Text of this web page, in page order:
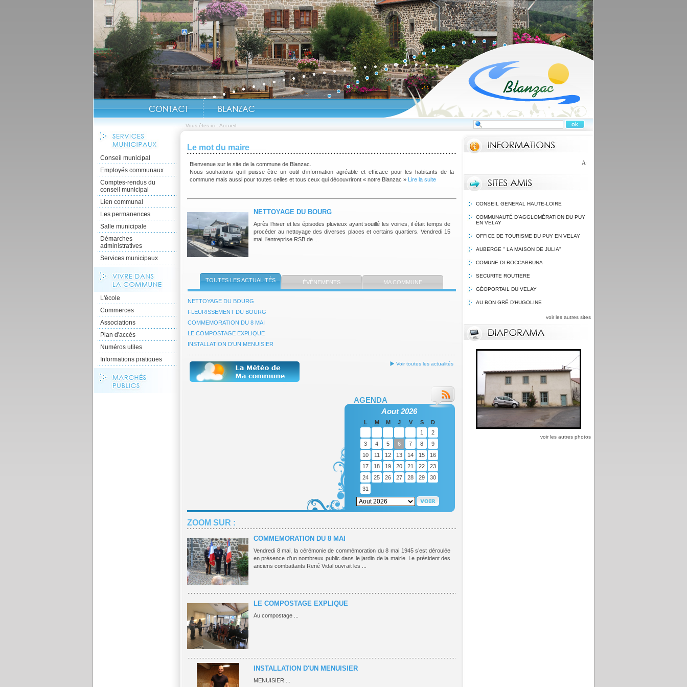
Vous êtes ici : Accueil
Conseil municipal
Employés communaux
Comptes-rendus du
conseil municipal
Lien communal
Les permanences
Salle municipale
Démarches
administratives
Services municipaux
L'école
Commerces
Associations
Plan d'accès
Numéros utiles
Informations pratiques
Le mot du maire
Bienvenue sur le site de la commune de Blanzac.
Nous souhaitons qu’il puisse être un outil d’information agréable et efficace pour les habitants de la
commune mais aussi pour toutes celles et tous ceux qui découvriront « notre Blanzac » Lire la suite
NETTOYAGE DU BOURG
Après l’hiver et les épisodes pluvieux ayant souillé les voiries, il était temps de
procéder au nettoyage des diverses places et certains quartiers. Vendredi 15
mai, l’entreprise RSB de ...
TOUTES LES ACTUALITÉS ÉVÈNEMENTS MA COMMUNE
NETTOYAGE DU BOURG
FLEURISSEMENT DU BOURG
COMMEMORATION DU 8 MAI
LE COMPOSTAGE EXPLIQUE
INSTALLATION D'UN MENUISIER
Voir toutes les actualités
AGENDA
Aout 2026
L M M J V S
D
1
2
3
4 5 6 7 8
9
10
11 12 13 14 15
16
17
18 19 20 21 22
23
24
25 26 27 28 29
30
31
ZOOM SUR :
COMMEMORATION DU 8 MAI
Vendredi 8 mai, la cérémonie de commémoration du 8 mai 1945 s’est déroulée
en présence d’un nombreux public dans le jardin de la mairie. Le président des
anciens combattants René Vidal ouvrait les ...
LE COMPOSTAGE EXPLIQUE
Au compostage ...
INSTALLATION D'UN MENUISIER
MENUISIER ...
Au compostage
CONSEIL GENERAL HAUTE-LOIRE
COMMUNAUTÉ D'AGGLOMÉRATION DU PUY
EN VELAY
OFFICE DE TOURISME DU PUY EN VELAY
AUBERGE " LA MAISON DE JULIA"
COMUNE DI ROCCABRUNA
SECURITE ROUTIERE
GÉOPORTAIL DU VELAY
AU BON GRÉ D'HUGOLINE
voir les autres sites
voir les autres photos